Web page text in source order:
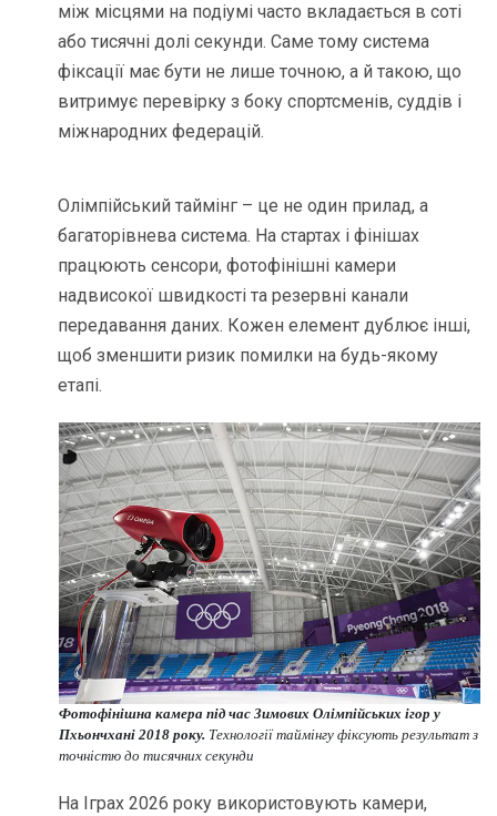
між місцями на подіумі часто вкладається в соті
або тисячні долі секунди. Саме тому система
фіксації має бути не лише точною, а й такою, що
витримує перевірку з боку спортсменів, суддів і
міжнародних федерацій.
Олімпійський таймінг – це не один прилад, а
багаторівнева система. На стартах і фінішах
працюють сенсори, фотофінішні камери
надвисокої швидкості та резервні канали
передавання даних. Кожен елемент дублює інші,
щоб зменшити ризик помилки на будь-якому
етапі.
Фотофінішна камера під час Зимових Олімпійських ігор у
Пхьончхані 2018 року. Технології таймінгу фіксують результат з
точністю до тисячних секунди
На Іграх 2026 року використовують камери,